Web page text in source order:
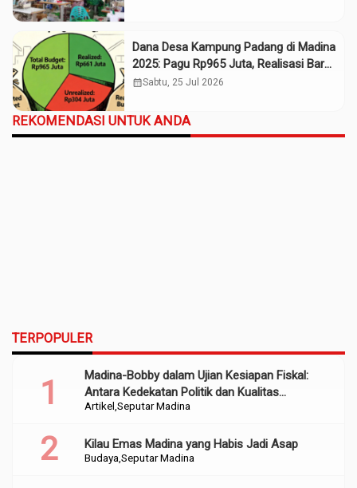
Dana Desa Kampung Padang di Madina
2025: Pagu Rp965 Juta, Realisasi Baru
Rp661 Juta
calendar_monthSabtu, 25 Jul 2026
REKOMENDASI UNTUK ANDA
TERPOPULER
Artikel Seputar Madina
Madina-Bobby dalam Ujian Kesiapan Fiskal:
Antara Kedekatan Politik dan Kualitas
Perencanaan
Budaya Seputar Madina
Kilau Emas Madina yang Habis Jadi Asap